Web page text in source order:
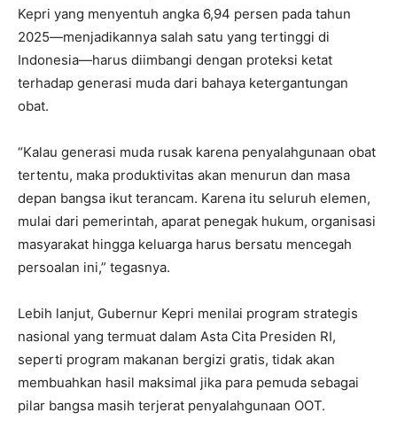
Kepri yang menyentuh angka 6,94 persen pada tahun
2025—menjadikannya salah satu yang tertinggi di
Indonesia—harus diimbangi dengan proteksi ketat
terhadap generasi muda dari bahaya ketergantungan
obat.
“Kalau generasi muda rusak karena penyalahgunaan obat
tertentu, maka produktivitas akan menurun dan masa
depan bangsa ikut terancam. Karena itu seluruh elemen,
mulai dari pemerintah, aparat penegak hukum, organisasi
masyarakat hingga keluarga harus bersatu mencegah
persoalan ini,” tegasnya.
Lebih lanjut, Gubernur Kepri menilai program strategis
nasional yang termuat dalam Asta Cita Presiden RI,
seperti program makanan bergizi gratis, tidak akan
membuahkan hasil maksimal jika para pemuda sebagai
pilar bangsa masih terjerat penyalahgunaan OOT.